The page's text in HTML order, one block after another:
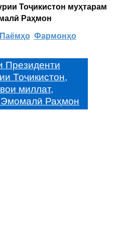
Тоҷикистон муҳтарам
Раҳмон
Паёмҳо Фармонҳо
Президенти
Тоҷикистон,
миллат,
Раҳмон